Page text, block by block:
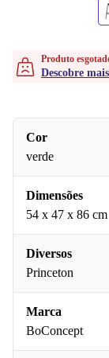
Produto
Descobre
Cor
verde
Dimensões
54 x 47 x 86 cm
Diversos
Princeton
Marca
BoConcept